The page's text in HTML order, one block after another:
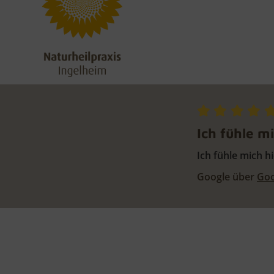
Ich fühle
Ich fühle mich
Google über